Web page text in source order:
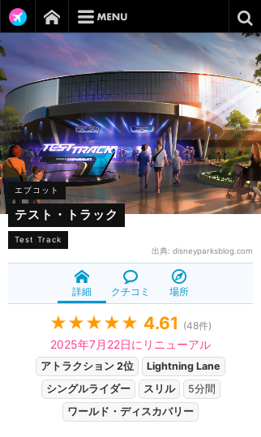
エプコット
テスト・トラック
Test Track
出典: disneyparksblog.com
詳細 クチコミ 場所
★★★★★ 4.61 (48件)
2025年7月22日にリニューアル
アトラクション 2位
Lightning Lane
シングルライダー
スリル
5分間
ワールド・ディスカバリー